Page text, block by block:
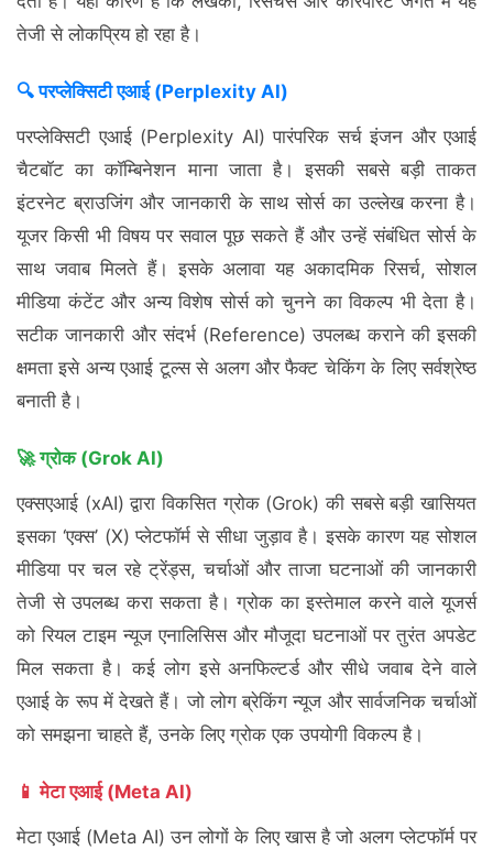
तेजी से लोकप्रिय हो रहा है।
🔍 परप्लेक्सिटी एआई (Perplexity AI)
परप्लेक्सिटी एआई (Perplexity AI) पारंपरिक सर्च इंजन और एआई
चैटबॉट का कॉम्बिनेशन माना जाता है। इसकी सबसे बड़ी ताकत
इंटरनेट ब्राउजिंग और जानकारी के साथ सोर्स का उल्लेख करना है।
यूजर किसी भी विषय पर सवाल पूछ सकते हैं और उन्हें संबंधित सोर्स के
साथ जवाब मिलते हैं। इसके अलावा यह अकादमिक रिसर्च, सोशल
मीडिया कंटेंट और अन्य विशेष सोर्स को चुनने का विकल्प भी देता है।
सटीक जानकारी और संदर्भ (Reference) उपलब्ध कराने की इसकी
क्षमता इसे अन्य एआई टूल्स से अलग और फैक्ट चेकिंग के लिए सर्वश्रेष्ठ
बनाती है।
🚀 ग्रोक (Grok AI)
एक्सएआई (xAI) द्वारा विकसित ग्रोक (Grok) की सबसे बड़ी खासियत
इसका ‘एक्स’ (X) प्लेटफॉर्म से सीधा जुड़ाव है। इसके कारण यह सोशल
मीडिया पर चल रहे ट्रेंड्स, चर्चाओं और ताजा घटनाओं की जानकारी
तेजी से उपलब्ध करा सकता है। ग्रोक का इस्तेमाल करने वाले यूजर्स
को रियल टाइम न्यूज एनालिसिस और मौजूदा घटनाओं पर तुरंत अपडेट
मिल सकता है। कई लोग इसे अनफिल्टर्ड और सीधे जवाब देने वाले
एआई के रूप में देखते हैं। जो लोग ब्रेकिंग न्यूज और सार्वजनिक चर्चाओं
को समझना चाहते हैं, उनके लिए ग्रोक एक उपयोगी विकल्प है।
📱 मेटा एआई (Meta AI)
मेटा एआई (Meta AI) उन लोगों के लिए खास है जो अलग प्लेटफॉर्म पर